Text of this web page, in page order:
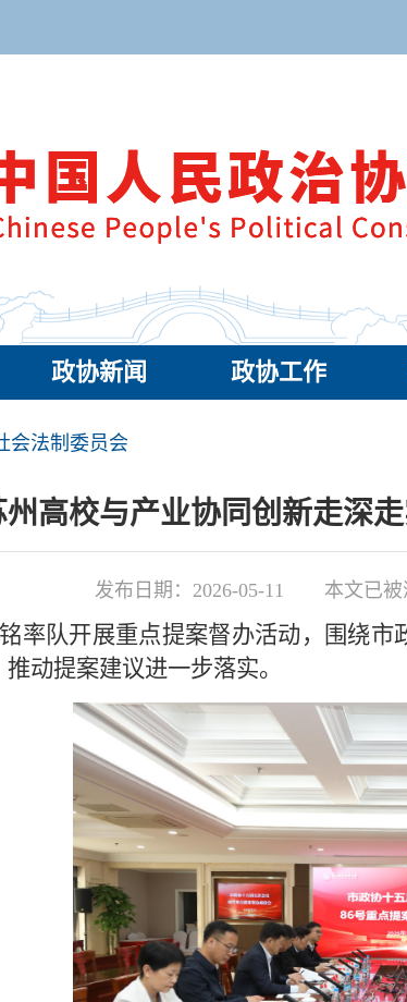
政协新闻 政协工作
会法制委员会
州高校与产业协同创新走深
发布日期：2026-05-11 本文已被
率队开展重点提案督办活动，围绕市
动提案建议进一步落实。